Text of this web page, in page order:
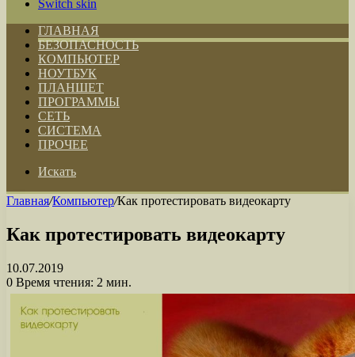
Switch skin
ГЛАВНАЯ
БЕЗОПАСНОСТЬ
КОМПЬЮТЕР
НОУТБУК
ПЛАНШЕТ
ПРОГРАММЫ
СЕТЬ
СИСТЕМА
ПРОЧЕЕ
Искать
Главная/Компьютер/Как протестировать видеокарту
Как протестировать видеокарту
10.07.2019
0 Время чтения: 2 мин.